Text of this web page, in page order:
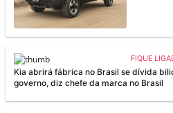
FIQUE
Kia abrirá fábrica no Brasil se dívida
governo, diz chefe da marca no Brasil